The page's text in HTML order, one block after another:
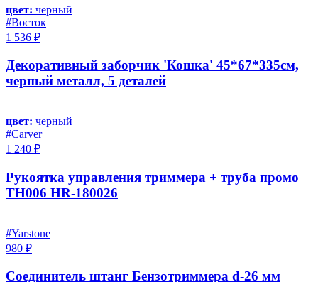
цвет: черный
#Восток
1 536 ₽
Декоративный заборчик 'Кошка' 45*67*335см,
черный металл, 5 деталей
цвет: черный
#Carver
1 240 ₽
Рукоятка управления триммера + труба промо
TH006 HR-180026
#Yarstone
980 ₽
Соединитель штанг Бензотриммера d-26 мм